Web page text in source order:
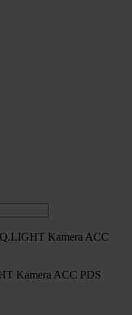
Kame­ra ACC PDS